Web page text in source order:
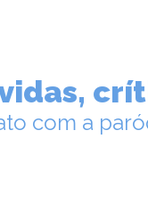
com a